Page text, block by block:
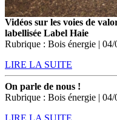
Vidéos sur les voies de
labellisée Label Haie
Rubrique : Bois énergie | 04/
LIRE LA SUITE
On parle de nous !
Rubrique : Bois énergie | 04/
LIRE LA SUITE